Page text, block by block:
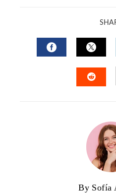
FACEBOOK
By Sofía